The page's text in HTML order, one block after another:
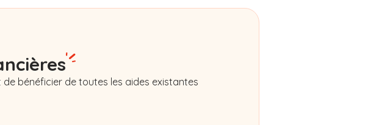
bénéficier de toutes les aides existantes